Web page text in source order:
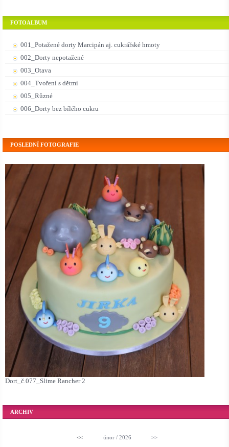
FOTOALBUM
001_Potažené dorty Marcipán aj. cukrářské hmoty
002_Dorty nepotažené
003_Otava
004_Tvoření s dětmi
005_Různé
006_Dorty bez bílého cukru
POSLEDNÍ FOTOGRAFIE
Dort_č.077_Slime Rancher 2
ARCHIV
<< únor / 2026 >>